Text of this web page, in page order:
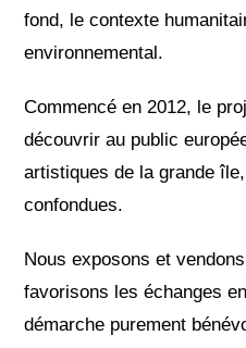
fond, le contexte
environnemental.
Commencé en 2012, le
découvrir au public
artistiques de la grande
confondues.
Nous exposons et
favorisons les échanges
démarche purement